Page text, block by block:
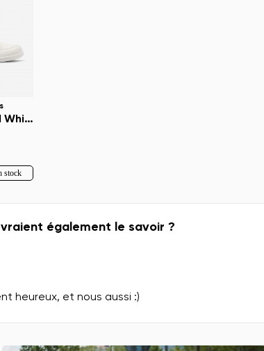
Rebound - All White
stock
également le savoir ?
heureux, et nous aussi :)